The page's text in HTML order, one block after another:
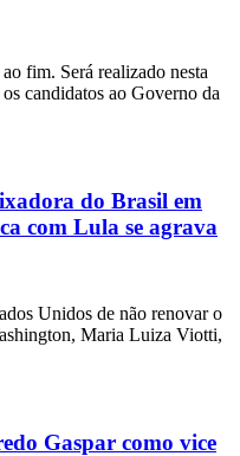
fim. Será realizado nesta
candidatos ao Governo da
do Brasil em
com Lula se agrava
Unidos de não renovar o
Maria Luiza Viotti,
Gaspar como vice